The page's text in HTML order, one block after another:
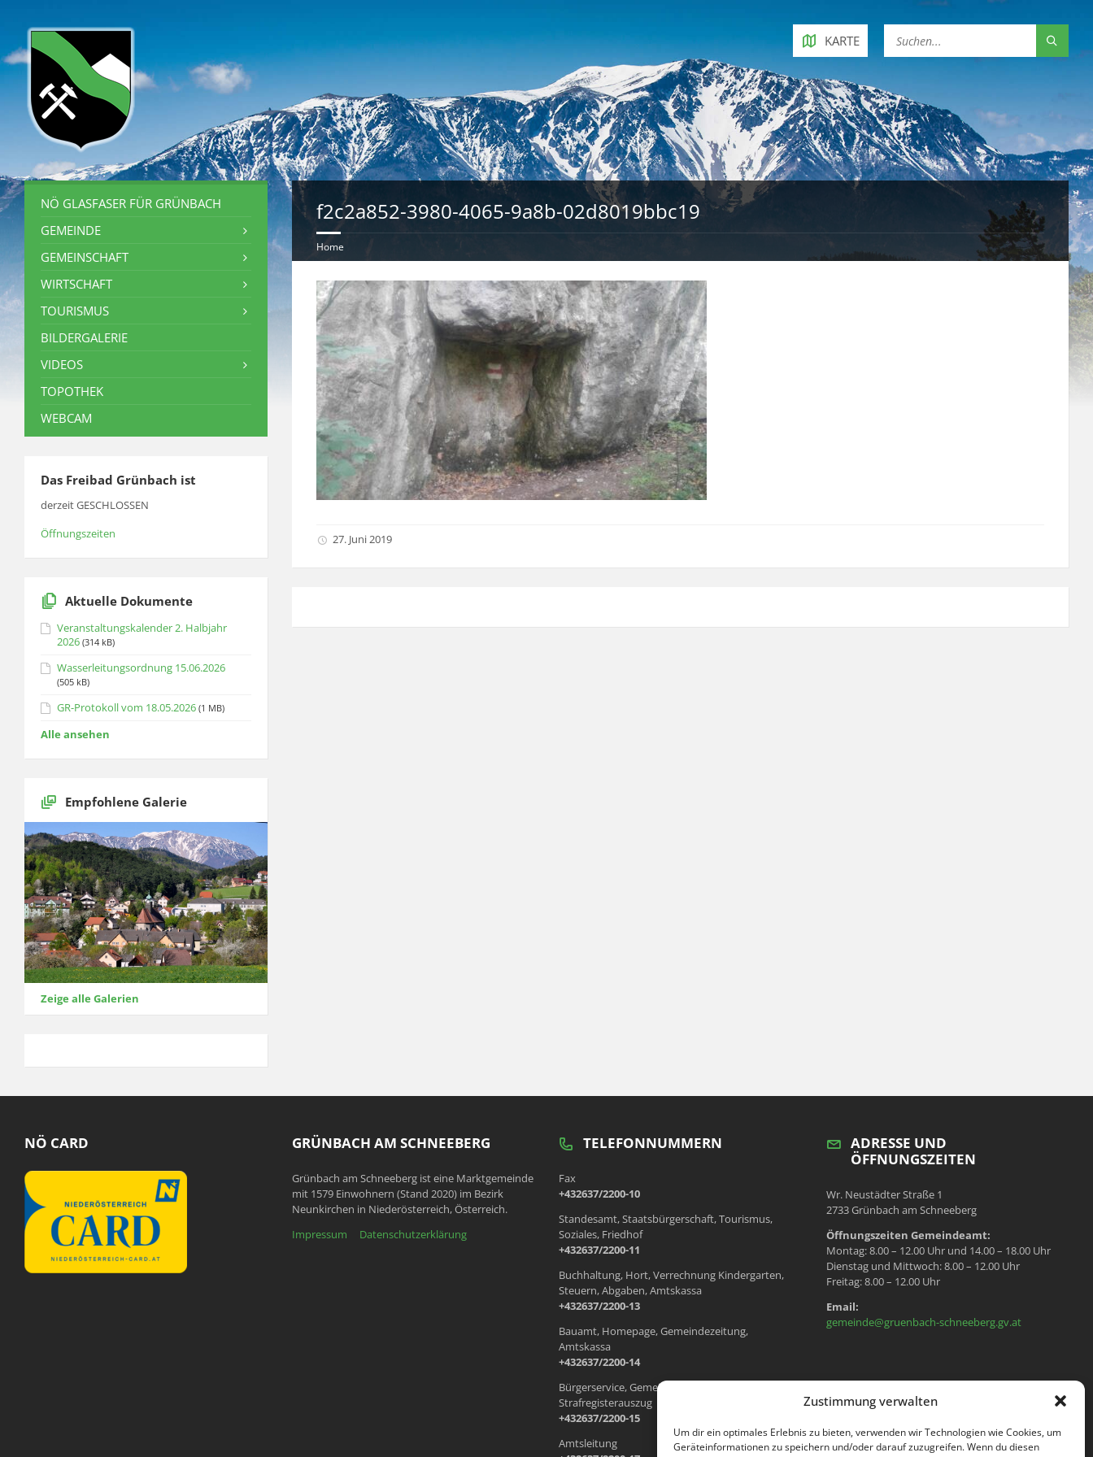
Zustimmung verwalten
Um dir ein optimales Erlebnis zu bieten, verwenden wir Technologien wie Cookies, um
Geräteinformationen zu speichern und/oder darauf zuzugreifen. Wenn du diesen
KARTE
f2c2a852-3980-4065-9a8b-02d8019bbc19
Home
27. Juni 2019
NÖ GLASFASER FÜR GRÜNBACH
GEMEINDE
GEMEINSCHAFT
WIRTSCHAFT
TOURISMUS
BILDERGALERIE
VIDEOS
TOPOTHEK
WEBCAM
Das Freibad Grünbach ist
derzeit GESCHLOSSEN
Öffnungszeiten
Aktuelle Dokumente
Veranstaltungskalender 2. Halbjahr
2026 (314 kB)
Wasserleitungsordnung 15.06.2026
(505 kB)
GR-Protokoll vom 18.05.2026 (1 MB)
Alle ansehen
Empfohlene Galerie
Zeige alle Galerien
NÖ CARD GRÜNBACH AM SCHNEEBERG
Grünbach am Schneeberg ist eine Marktgemeinde
mit 1579 Einwohnern (Stand 2020) im Bezirk
Neunkirchen in Niederösterreich, Österreich.
Impressum
Datenschutzerklärung
TELEFONNUMMERN
Fax
+432637/2200-10
Standesamt, Staatsbürgerschaft, Tourismus,
Soziales, Friedhof
+432637/2200-11
Buchhaltung, Hort, Verrechnung Kindergarten,
Steuern, Abgaben, Amtskassa
+432637/2200-13
Bauamt, Homepage, Gemeindezeitung,
Amtskassa
+432637/2200-14
Bürgerservice, Gemeindewohnungen, Meldeamt,
Strafregisterauszug
+432637/2200-15
Amtsleitung
ADRESSE UND
ÖFFNUNGSZEITEN
Wr. Neustädter Straße 1
2733 Grünbach am Schneeberg
Öffnungszeiten Gemeindeamt:
Montag: 8.00 – 12.00 Uhr und 14.00 – 18.00 Uhr
Dienstag und Mittwoch: 8.00 – 12.00 Uhr
Freitag: 8.00 – 12.00 Uhr
Email:
gemeinde@gruenbach-schneeberg.gv.at